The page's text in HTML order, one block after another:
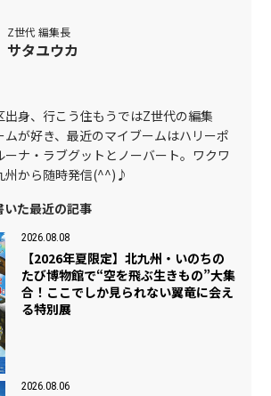
Z世代 編集長
サタユウカ
出身、行こう住もうではZ世代の編集
が好き、最近のマイブームはハリーポ
ーナ・ラブグットとノーバート。ワクワ
州から随時発信(^^)♪
いた最近の記事
2026.08.08
【2026年夏限定】北九州・いのちの
たび博物館で“空を飛ぶ生きもの”大集
合！ここでしか見られない翼竜に会え
る特別展
2026.08.06